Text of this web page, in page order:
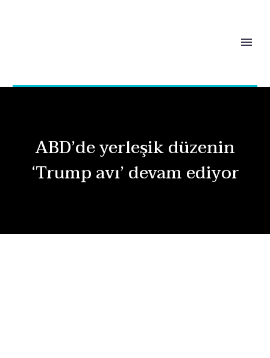
ABD’de yerleşik düzenin
‘Trump avı’ devam ediyor